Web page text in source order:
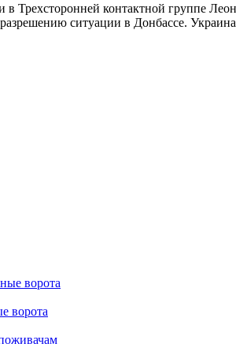
в Трехсторонней контактной группе
ситуации в Донбассе. Украина
ворота